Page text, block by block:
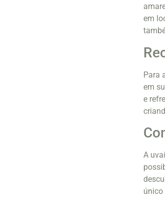
em
Para
em
e
A
único